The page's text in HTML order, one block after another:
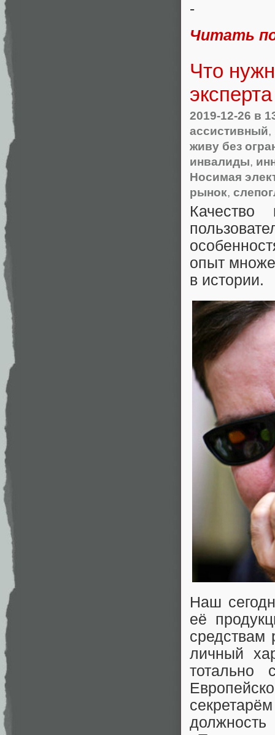
-
Читать
Что
2019-12-26 в
ассистивный,
живу без
инвалиды,
Носимая
рынок,
Качество
опыт
в истории.
Наш
её
средствам
личный
тотально
должность